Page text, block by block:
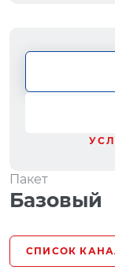
Пакет
Базовый
СПИСОК